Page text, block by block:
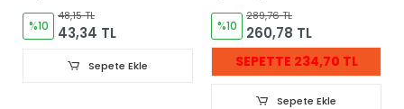
%10
48,15 TL
43,34 TL
Sepete Ekle
%10
289,76 TL
260,78 TL
SEPETTE 234,70 TL
Sepete Ekle